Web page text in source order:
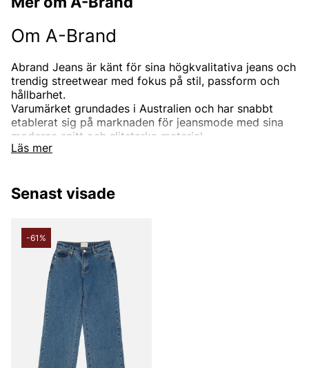
Läs mer
Om A-Brand
Abrand Jeans är känt för sina högkvalitativa jeans och
trendig streetwear med fokus på stil, passform och
hållbarhet.
Varumärket grundades i Australien och har snabbt
etablerat sig på marknaden för jeansmode med sina
moderna snitt och slitstarka material.
Abrand erbjuder ett brett sortiment av jeans i olika
kroppsformer.
bland annat sweatshirts, hoodies och linnen till både
herr och dam.
Hos Vingåkers Factory Outlet hittar du Abrand-
produkter till outletpriser, med möjligheten att
investera i jeansmode som kombinerar stil och kvalitet
till ett förmånligt pris.
Andra populära varumärken:
Senast visade
-61%